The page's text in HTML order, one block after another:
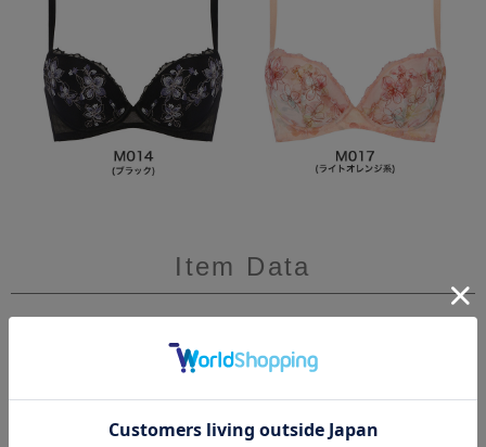
Item Data
【おすすめポイント】
・すっきり見える